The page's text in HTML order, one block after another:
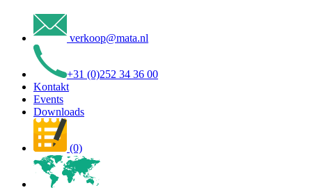
verkoop@mata.nl
+31 (0)252 34 36 00
Kontakt
Events
Downloads
(0)